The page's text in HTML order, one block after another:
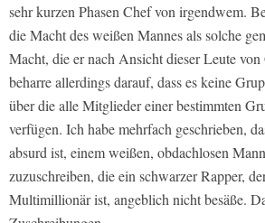
sehr kurzen Phasen Chef von irgendwem.
die Macht des weißen Mannes als solche
Macht, die er nach Ansicht dieser Leute
beharre allerdings darauf, dass es keine
über die alle Mitglieder einer bestimmten
verfügen. Ich habe mehrfach geschrieben,
absurd ist, einem weißen, obdachlosen
zuzuschreiben, die ein schwarzer Rapper,
Multimillionär ist, angeblich nicht besäße.